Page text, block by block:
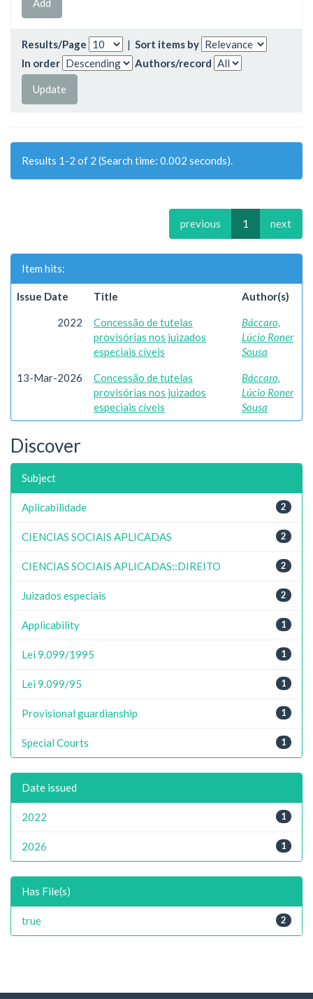
Results/Page | Sort items by
In order
Authors/record
Results 1-2 of 2 (Search time: 0.002 seconds).
previous 1 next
Item hits:
Issue Date Title Author(s)
2022
Concessão de tutelas
provisórias nos juizados
especiais cíveis
Báccaro,
Lúcio Roner
Sousa
13-Mar-2026
Concessão de tutelas
provisórias nos juizados
especiais cíveis
Báccaro,
Lúcio Roner
Sousa
Discover
Subject
2
Aplicabilidade
2
CIENCIAS SOCIAIS APLICADAS
2
CIENCIAS SOCIAIS APLICADAS::DIREITO
2
Juizados especiais
1
Applicability
1
Lei 9.099/1995
1
Lei 9.099/95
1
Provisional guardianship
1
Special Courts
Date issued
1
2022
1
2026
Has File(s)
2
true